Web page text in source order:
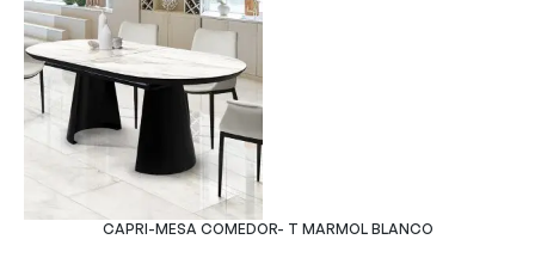
CAPRI-MESA COMEDOR- T MARMOL BLANCO